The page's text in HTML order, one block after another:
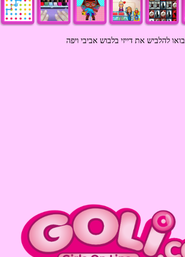
בואו להלביש את דייזי בלבוש אביבי ויפה